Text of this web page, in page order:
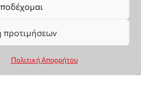
Πολιτική Απορρήτου